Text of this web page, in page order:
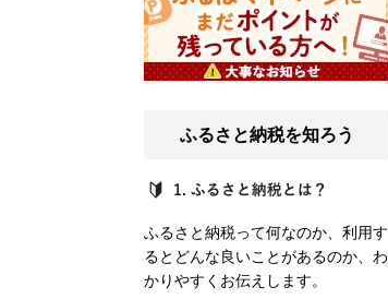
ふるさと納税を知ろう
ふるさと納税って何なのか、利用す
るとどんな良いことがあるのか、わ
かりやすくお伝えします。